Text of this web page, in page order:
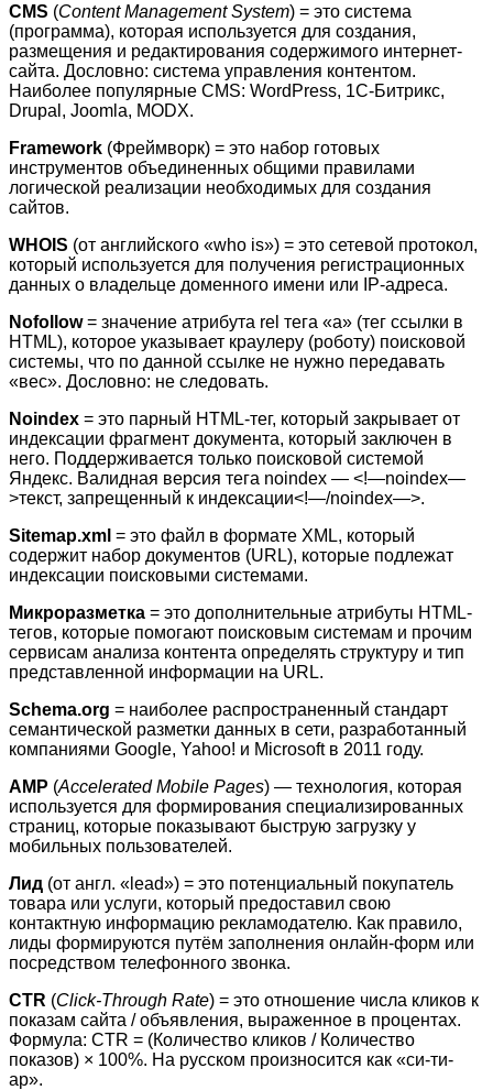
CMS (Content Management System) = это система
(программа), которая используется для создания,
размещения и редактирования содержимого интернет-
сайта. Дословно: система управления контентом.
Наиболее популярные CMS: WordPress, 1С-Битрикс,
Drupal, Joomla, MODX.
Framework (Фреймворк) = это набор готовых
инструментов объединенных общими правилами
логической реализации необходимых для создания
сайтов.
WHOIS (от английского «who is») = это сетевой протокол,
который используется для получения регистрационных
данных о владельце доменного имени или IP-адреса.
Nofollow= значение атрибута rel тега «a» (тег ссылки в
HTML), которое указывает краулеру (роботу) поисковой
системы, что по данной ссылке не нужно передавать
«вес». Дословно: не следовать.
Noindex = это парный HTML-тег, который закрывает от
индексации фрагмент документа, который заключен в
него. Поддерживается только поисковой системой
Яндекс. Валидная версия тега noindex — <!—noindex—
>текст, запрещенный к индексации<!—/noindex—>.
Sitemap.xml = это файл в формате XML, который
содержит набор документов (URL), которые подлежат
индексации поисковыми системами.
Микроразметка = это дополнительные атрибуты HTML-
тегов, которые помогают поисковым системам и прочим
сервисам анализа контента определять структуру и тип
представленной информации на URL.
Schema.org = наиболее распространенный стандарт
семантической разметки данных в сети, разработанный
компаниями Google, Yahoo! и Microsoft в 2011 году.
AMP (Accelerated Mobile Pages) — технология, которая
используется для формирования специализированных
страниц, которые показывают быструю загрузку у
мобильных пользователей.
Лид (от англ. «lead») = это потенциальный покупатель
товара или услуги, который предоставил свою
контактную информацию рекламодателю. Как правило,
лиды формируются путём заполнения онлайн-форм или
посредством телефонного звонка.
CTR (Click-Through Rate) = это отношение числа кликов к
показам сайта / объявления, выраженное в процентах.
Формула: CTR = (Количество кликов / Количество
показов) × 100%. На русском произносится как «си-ти-
ар».